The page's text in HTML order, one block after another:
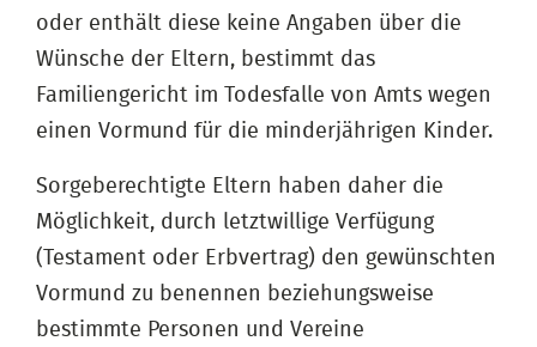
oder enthält diese keine Angaben über die
Wünsche der Eltern, bestimmt das
Familiengericht im Todesfalle von Amts wegen
einen Vormund für die minderjährigen Kinder.
Sorgeberechtigte Eltern haben daher die
Möglichkeit, durch letztwillige Verfügung
(Testament oder Erbvertrag) den gewünschten
Vormund zu benennen beziehungsweise
bestimmte Personen und Vereine